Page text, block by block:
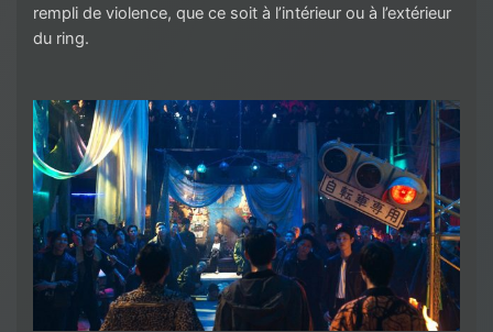
rempli de violence, que ce soit à l’intérieur ou à l’extérieur
du ring.